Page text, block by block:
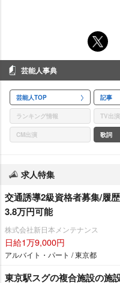
芸能人事典
芸能人TOP 記事
ランキング情報 TV出演
CM出演 歌詞
求人特集
交通誘導2級資格者募集/履
3.8万円可能
株式会社新日本メンテナンス
日給1万9,000円
アルバイト・パート / 東京都
東京駅スグの複合施設の施